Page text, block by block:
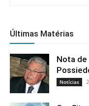
Últimas Matérias
Nota
Notícias